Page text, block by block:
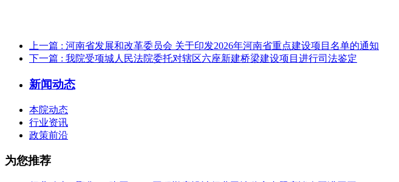
上一篇 : 河南省发展和改革委员会 关于印发2026年河南省重点建设项目名单的通知
下一篇 : 我院受项城人民法院委托对辖区六座新建桥梁建设项目进行司法鉴定
新闻动态
本院动态
行业资讯
政策前沿
为您推荐